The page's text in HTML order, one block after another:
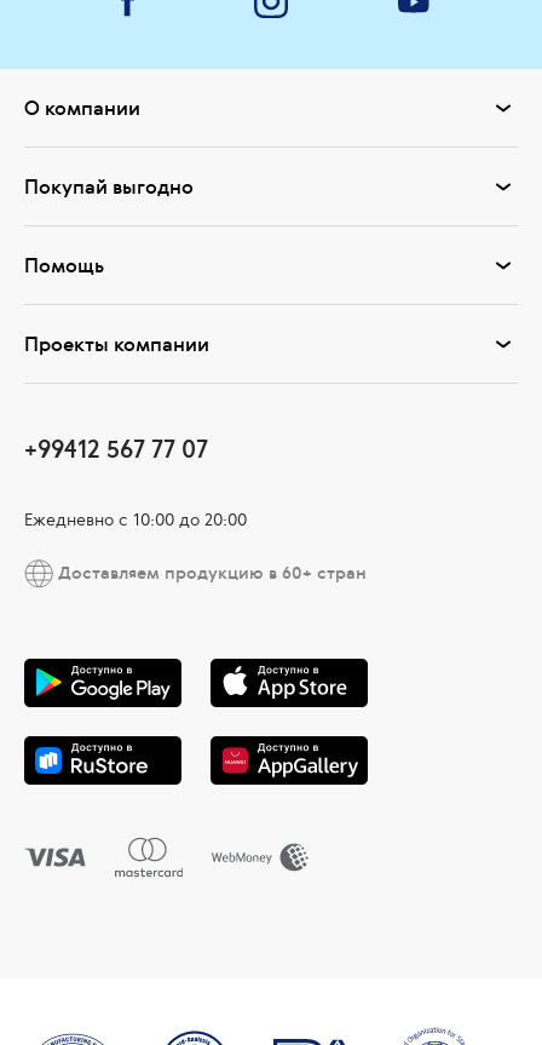
О компании
Покупай выгодно
Помощь
Проекты компании
+99412 567 77 07
Ежедневно с 10:00 до 20:00
Доставляем продукцию в 60+ стран